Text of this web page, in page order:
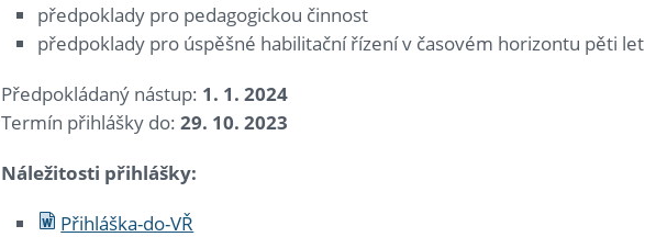
předpoklady pro pedagogickou činnost
předpoklady pro úspěšné habilitační řízení v časovém horizontu pěti let
Předpokládaný nástup: 1. 1. 2024
Termín přihlášky do: 29. 10. 2023
Náležitosti přihlášky:
Přihláška-do-VŘ